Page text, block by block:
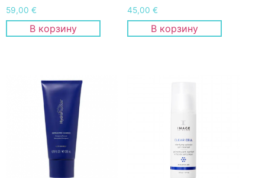
59,00 €
В корзину
45,00€
В корзину